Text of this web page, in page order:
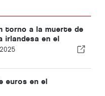
torno a la muerte de
irlandesa en el
euros en el